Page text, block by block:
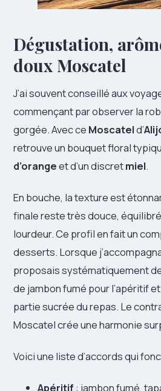
Dégustation,
doux Moscatel
J’ai souvent conseillé aux
commençant par observer la
gorgée. Avec ce Moscateld’
retrouve un bouquet floral
d’orangeet d’un discretmiel.
En bouche, la texture est
finale reste très douce,
lourdeur. Ce profil en fait un
desserts. Lorsque
proposais systématiquement
de jambon fumé pour l’apéritif
partie sucrée du repas. Le
Moscatel crée une harmonie
Voici une liste d’accords qui
Apéritif : jambon fumé,